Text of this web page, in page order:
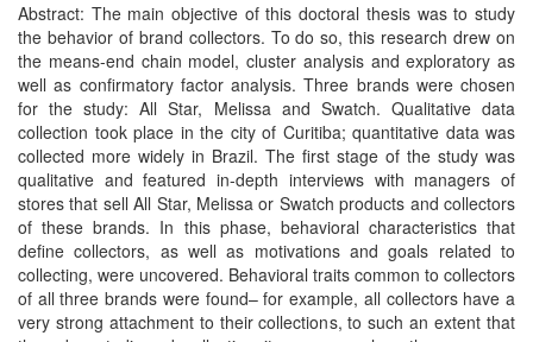
Abstract: The main objective of this doctoral thesis was to study
the behavior of brand collectors. To do so, this research drew on
the means-end chain model, cluster analysis and exploratory as
well as confirmatory factor analysis. Three brands were chosen
for the study: All Star, Melissa and Swatch. Qualitative data
collection took place in the city of Curitiba; quantitative data was
collected more widely in Brazil. The first stage of the study was
qualitative and featured in-depth interviews with managers of
stores that sell All Star, Melissa or Swatch products and collectors
of these brands. In this phase, behavioral characteristics that
define collectors, as well as motivations and goals related to
collecting, were uncovered. Behavioral traits common to collectors
of all three brands were found– for example, all collectors have a
very strong attachment to their collections, to such an extent that